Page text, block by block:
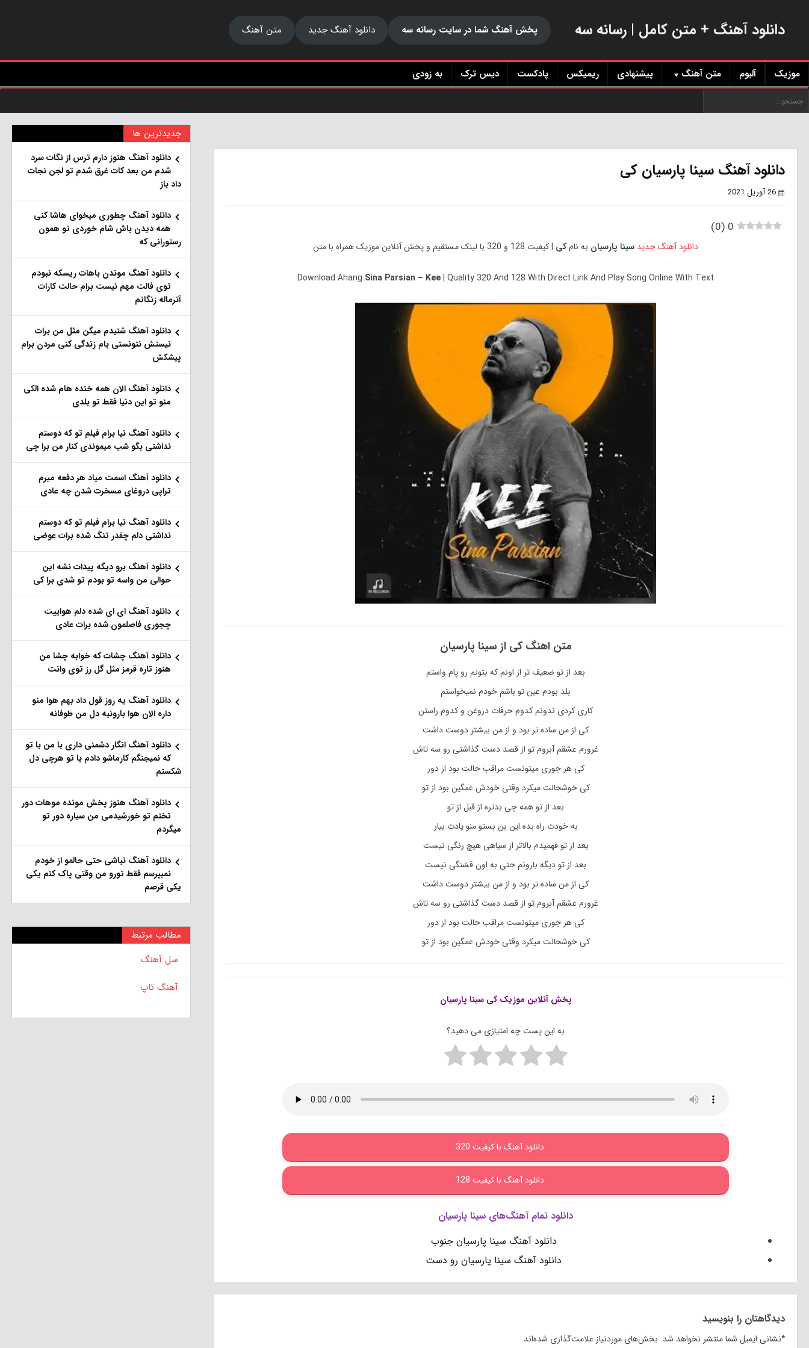
دانلود آهنگ + متن کامل | رسانه سه پخش آهنگ شما در سایت رسانه سه دانلود آهنگ جدید متن آهنگ
موزیک آلبوم متن آهنگ پیشنهادی ریمیکس پادکست دیس ترک به زودی
دانلود آهنگ سینا پارسیان کی
26 آوریل 2021
0
(
0
)
دانلود آهنگ جدید سینا پارسیان به نامکی | کیفیت 128 و 320 با لینک مستقیم و پخش آنلاین موزیک همراه با متن
Download Ahang Sina Parsian – Kee| Quality 320 And 128 With Direct Link And Play Song Online With Text
متن اهنگ کی از سینا پارسیان
بعد از تو ضعیف تر از اونم که بتونم رو پام واستم
بلد بودم عین تو باشم خودم نمیخواستم
کاری کردی ندونم کدوم حرفات دروغن و کدوم راستن
کی از من ساده تر بود و از من بیشتر دوست داشت
غرورم عشقم آبروم تو از قصد دست گذاشتی رو سه تاش
کی هر جوری میتونست مراقب حالت بود از دور
کی خوشحالت میکرد وقتی خودش غمگین بود از تو
بعد از تو همه چی بدتره از قبل از تو
به خودت راه بده این بن بستو منو یادت بیار
بعد از تو فهمیدم بالاتر از سیاهی هیچ رنگی نیست
بعد از تو دیگه بارونم حتی به اون قشنگی نیست
کی از من ساده تر بود و از من بیشتر دوست داشت
غرورم عشقم آبروم تو از قصد دست گذاشتی رو سه تاش
کی هر جوری میتونست مراقب حالت بود از دور
کی خوشحالت میکرد وقتی خودش غمگین بود از تو
پخش آنلاین موزیک کیسینا پارسیان
به این پست چه امتیازی می دهید؟
دانلود آهنگ با کیفیت 320
دانلود آهنگ با کیفیت 128
دانلود تمام آهنگ‌های سینا پارسیان
دانلود آهنگ سینا پارسیان جنوب
دانلود آهنگ سینا پارسیان رو دست
دیدگاهتان را بنویسید
نشانی ایمیل شما منتشر نخواهد شد. بخش‌های موردنیاز علامت‌گذاری شده‌اند
*
جدیدترین ها
دانلود آهنگ هنو‌ز دارم ترس از نگات سرد
شدم من بعد کات غرق شدم تو لجن نجات
داد باز
دانلود آهنگ چطوری میخوای هاشا کنی
همه دیدن باش شام خوردی تو همون
رستورانی که
دانلود آهنگ موندن باهات ریسکه نبودم
توی فالت مهم نیست برام حالت کارات
آنرماله زنگاتم
دانلود آهنگ شنیدم میگن مثل من برات
نیستش نتونستی بام زندگی کنی مردن برام
پیشکش
دانلود آهنگ الان همه خنده هام شده الکی
منو تو این دنیا فقط تو بلدی
دانلود آهنگ نیا برام فیلم تو‌ که دوستم
نداشتی بگو شب میموندی کنار من برا چی
دانلود آهنگ اسمت میاد هر دفعه میرم
تراپی دروغای مسخرت شدن چه عادی
دانلود آهنگ نیا برام فیلم تو‌ که دوستم
نداشتی دلم چقدر تنگ شده برات عوضی
دانلود آهنگ برو دیگه پیدات نشه این
حوالی من واسه تو‌ بودم تو شدی برا کی
دانلود آهنگ ای ای شده دلم هواییت
چجوری فاصلمون شده برات عادی
دانلود آهنگ چشات که خوابه چشا من
هنوز تاره قرمز مثل گل رز توی وانت
دانلود آهنگ یه روز قول داد بهم هوا منو
داره الان هوا بارونیه دل من طوفانه
دانلود آهنگ انگار دشمنی داری با من با تو
که نمیجنگم کارماشو دادم با تو هرچی دل
شکستم
دانلود آهنگ هنوز پخش مونده موهات دور
تختم تو خورشیدمی من سیاره دور تو
میگردم
دانلود آهنگ نباشی حتی حالمو از خودم
نمیپرسم فقط تورو من وقتی پاک کنم یکی
یکی قرصم
مطالب مرتبط
سل آهنگ
آهنگ تاپ